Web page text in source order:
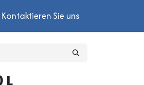
Kontaktieren Sie uns
L